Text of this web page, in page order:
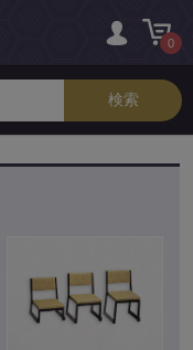
0